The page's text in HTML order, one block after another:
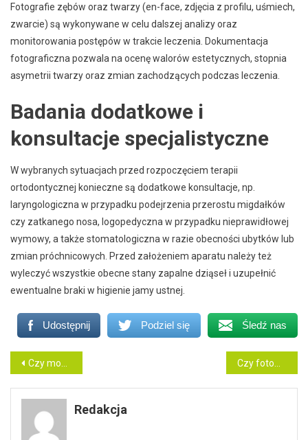
Fotografie zębów oraz twarzy (en-face, zdjęcia z profilu, uśmiech,
zwarcie) są wykonywane w celu dalszej analizy oraz
monitorowania postępów w trakcie leczenia. Dokumentacja
fotograficzna pozwala na ocenę walorów estetycznych, stopnia
asymetrii twarzy oraz zmian zachodzących podczas leczenia.
Badania dodatkowe i
konsultacje specjalistyczne
W wybranych sytuacjach przed rozpoczęciem terapii
ortodontycznej konieczne są dodatkowe konsultacje, np.
laryngologiczna w przypadku podejrzenia przerostu migdałków
czy zatkanego nosa, logopedyczna w przypadku nieprawidłowej
wymowy, a także stomatologiczna w razie obecności ubytków lub
zmian próchnicowych. Przed założeniem aparatu należy też
wyleczyć wszystkie obecne stany zapalne dziąseł i uzupełnić
ewentualne braki w higienie jamy ustnej.
Udostępnij Podziel się Śledź nas
Nawigacja
wpisu
Czy można skrócić protezę, żeby nie wywoływała odruchu wymiotnego?
Redakcja